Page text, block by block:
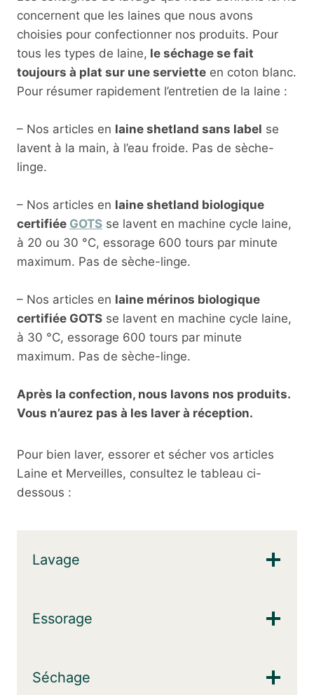
concernent que les laines que nous avons
choisies pour confectionner nos produits. Pour
tous les types de laine, le séchage se fait
toujours à plat sur une serviette en coton blanc.
Pour résumer rapidement l’entretien de la laine :
– Nos articles en laine shetland sans label se
lavent à la main, à l’eau froide. Pas de sèche-
linge.
– Nos articles en laine shetland biologique
certifiée GOTS se lavent en machine cycle laine,
à 20 ou 30 °C, essorage 600 tours par minute
maximum. Pas de sèche-linge.
– Nos articles en laine mérinos biologique
certifiée GOTS se lavent en machine cycle laine,
à 30 °C, essorage 600 tours par minute
maximum. Pas de sèche-linge.
Après la confection, nous lavons nos produits.
Vous n’aurez pas à les laver à réception.
Pour bien laver, essorer et sécher vos articles
Laine et Merveilles, consultez le tableau ci-
dessous :
Lavage
Essorage
Séchage